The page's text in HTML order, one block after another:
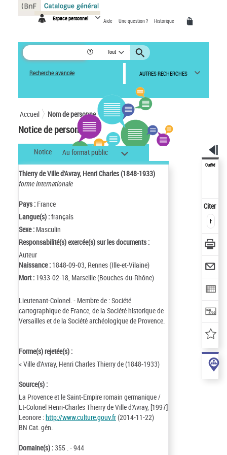
Espace personnel Aide Une question ? Historique
Tout
Recherche avancée AUTRES RECHERCHES
Accueil Nom de personne
Notice de personne
Notice Au format public
Thierry de Ville d'Avray, Henri Charles (1848-1933)
forme internationale
Pays : France
Langue(s) :français
Sexe : Masculin
Responsabilité(s) exercée(s) sur les documents :
Auteur
Naissance : 1848-09-03, Rennes (Ille-et-Vilaine)
Mort : 1933-02-18, Marseille (Bouches-du-Rhône)
Lieutenant-Colonel. - Membre de : Société
cartographique de France, de la Société historique de
Versailles et de la Société archéologique de Provence.
Forme(s) rejetée(s) :
< Ville d'Avray, Henri Charles Thierry de (1848-1933)
Source(s) :
La Provence et le Saint-Empire romain germanique /
Lt-Colonel Henri-Charles Thierry de Ville d'Avray, [1997]
Leonore :http://www.culture.gouv.fr(2014-11-22)
BN Cat. gén.
Domaine(s) :355 . - 944
Outils
Citer
Panneau de gestion des cookies